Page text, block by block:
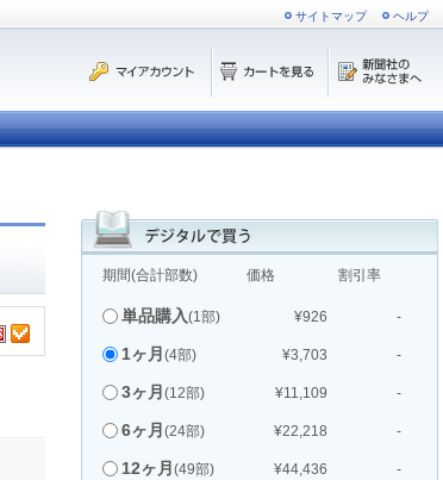
サイトマップ ヘルプ
期間(合計部数) 価格 割引率
単品購入(1部) ¥926 -
1ヶ月 (4部) ¥3,703 -
3ヶ月 (12部) ¥11,109 -
6ヶ月 (24部) ¥22,218 -
12ヶ月 (49部) ¥44,436 -